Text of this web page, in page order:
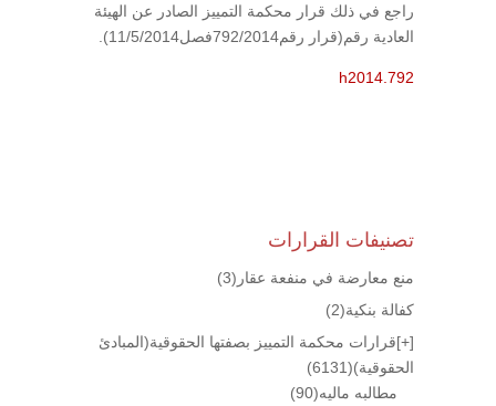
راجع في ذلك قرار محكمة التمييز الصادر عن الهيئة
العادية رقم(قرار رقم792/2014فصل11/5/2014).
h2014.792
تصنيفات القرارات
منع معارضة في منفعة عقار (3)
كفالة بنكية(2)
[+]قرارات محكمة التمييز بصفتها الحقوقية(المبادئ
الحقوقية)(6131)
مطالبه ماليه(90)